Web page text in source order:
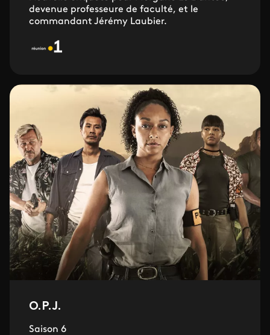
devenue professeure de faculté, et le
commandant Jérémy Laubier.
O.P.J.
Saison 6